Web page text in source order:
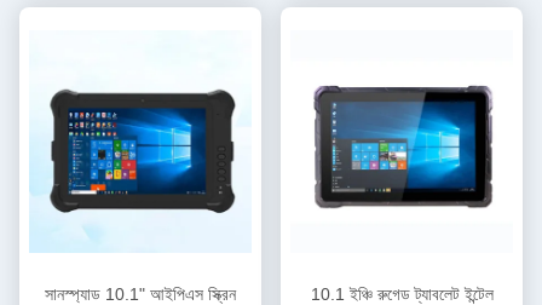
সানস্প্যাড 10.1" আইপিএস স্ক্রিন
10.1 ইঞ্চি রুগেড ট্যাবলেট ইন্টেল